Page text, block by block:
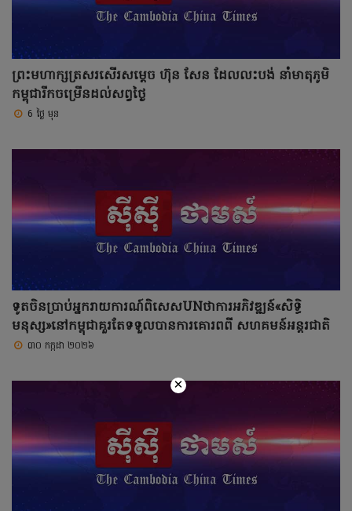
ព្រះមហាក្សត្រសរសើរសម្តេច ហ៊ុន សែន ដែលលះបង់ នាំមាតុភូមិ
កម្ពុជារីកចម្រើនដល់សព្វថ្ងៃ
6 ថ្ងៃ មុន
ទូតចិនប្រាប់អ្នករាយការណ៍ពិសេសUNថាការអភិវឌ្ឍន៍«សិទ្ធិ
មនុស្ស»នៅកម្ពុជាគួរតែទទួលបានការគោរពពី សហគមន៍អន្តរជាតិ
៣០ កក្កដា ២០២៦
×